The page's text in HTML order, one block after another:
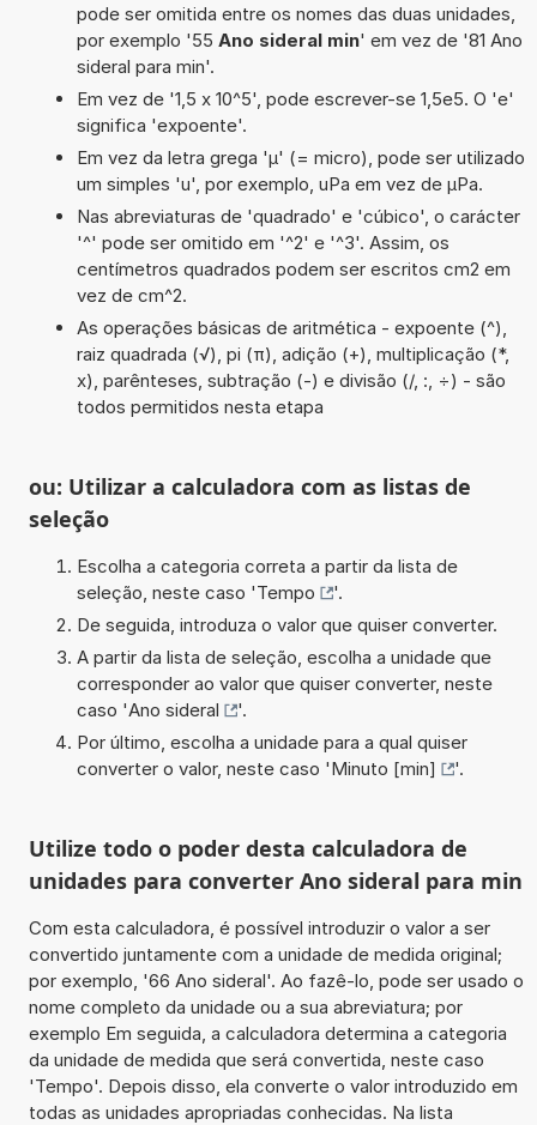
pode ser omitida entre os nomes das duas unidades,
por exemplo '55 Ano sideral min' em vez de '81 Ano
sideral para min'.
Em vez de '1,5 x 10^5', pode escrever-se 1,5e5. O 'e'
significa 'expoente'.
Em vez da letra grega 'µ' (= micro), pode ser utilizado
um simples 'u', por exemplo, uPa em vez de µPa.
Nas abreviaturas de 'quadrado' e 'cúbico', o carácter
'^' pode ser omitido em '^2' e '^3'. Assim, os
centímetros quadrados podem ser escritos cm2 em
vez de cm^2.
As operações básicas de aritmética - expoente (^),
raiz quadrada (√), pi (π), adição (+), multiplicação (*,
x), parênteses, subtração (-) e divisão (/, :, ÷) - são
todos permitidos nesta etapa
ou: Utilizar a calculadora com as listas de
seleção
Escolha a categoria correta a partir da lista de
seleção, neste caso 'Tempo
'.
De seguida, introduza o valor que quiser converter.
A partir da lista de seleção, escolha a unidade que
corresponder ao valor que quiser converter, neste
caso 'Ano sideral
'.
Por último, escolha a unidade para a qual quiser
converter o valor, neste caso 'Minuto [min] '.
Utilize todo o poder desta calculadora de
unidades para converter Ano sideral para min
Com esta calculadora, é possível introduzir o valor a ser
convertido juntamente com a unidade de medida original;
por exemplo, '66 Ano sideral'. Ao fazê-lo, pode ser usado o
nome completo da unidade ou a sua abreviatura; por
exemplo Em seguida, a calculadora determina a categoria
da unidade de medida que será convertida, neste caso
'Tempo'. Depois disso, ela converte o valor introduzido em
todas as unidades apropriadas conhecidas. Na lista